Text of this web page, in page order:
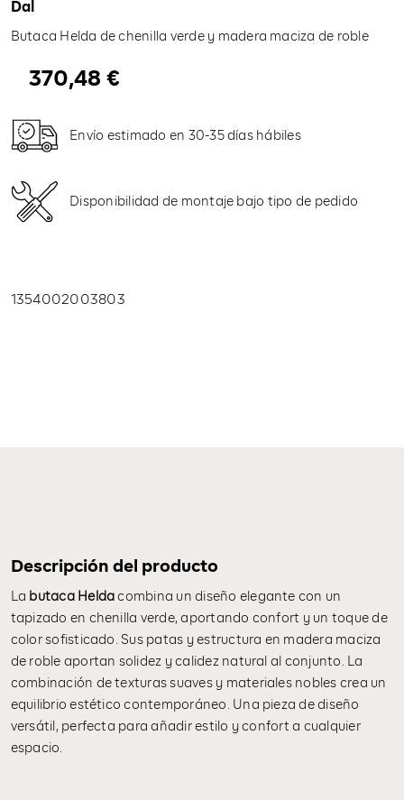
Dal
Butaca Helda de chenilla verde y madera maciza de roble
370,48€
Envío estimado en 30-35 días hábiles
Disponibilidad de montaje bajo tipo de pedido
1354002003803
Descripción del producto
La butaca Helda combina un diseño elegante con un
tapizado en chenilla verde, aportando confort y un toque de
color sofisticado. Sus patas y estructura en madera maciza
de roble aportan solidez y calidez natural al conjunto. La
combinación de texturas suaves y materiales nobles crea un
equilibrio estético contemporáneo. Una pieza de diseño
versátil, perfecta para añadir estilo y confort a cualquier
espacio.